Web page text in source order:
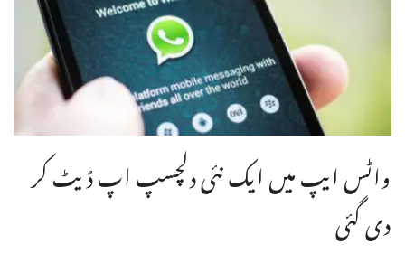
واٹس ایپ میں ایک نئی دلچسپ اپ ڈیٹ کر
دی گئی